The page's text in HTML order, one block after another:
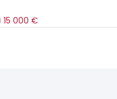
15 000 €